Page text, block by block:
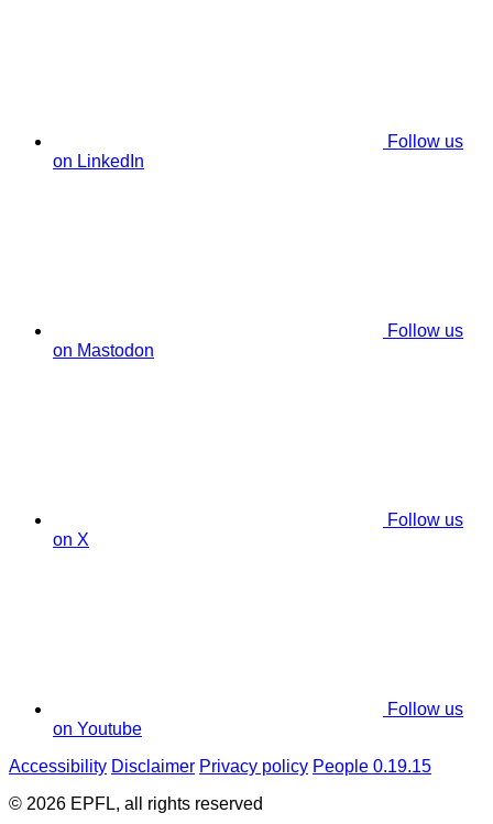
Follow us
on LinkedIn
Follow us
on Mastodon
Follow us
on X
Follow us
on Youtube
Accessibility Disclaimer Privacy policy People 0.19.15
© 2026 EPFL, all rights reserved